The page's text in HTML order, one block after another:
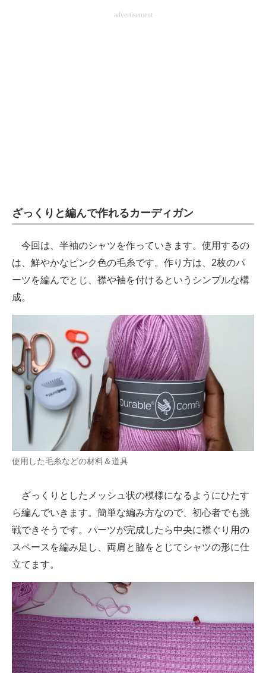
advertisement
ざっくりと編んで作れるカーディガン
今回は、半袖のシャツを作っていきます。使用するの
は、鮮やかなピンク色の毛糸です。作り方は、2枚のパ
ーツを編んでとじ、襟や袖を付けるというシンプルな構
成。
使用した毛糸などの材料＆道具
ざっくりとしたメッシュ状の模様になるようにひたす
ら編んでいきます。簡単な編み方なので、初心者でも挑
戦できそうです。パーツが完成したら中央に襟ぐり用の
スペースを編み足し、両肩と脇をとじてシャツの形に仕
立てます。